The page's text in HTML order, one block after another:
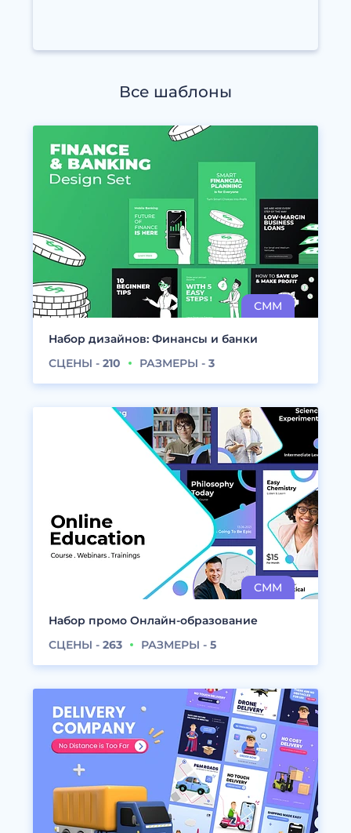
Все шаблоны
Набор дизайнов: Финансы и банки
СЦЕНЫ - 210 РАЗМЕРЫ - 3
Набор промо Онлайн-образование
СЦЕНЫ - 263 РАЗМЕРЫ - 5